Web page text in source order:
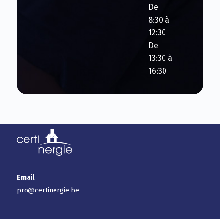
De
8:30 à
12:30
De
13:30 à
16:30
Email
pro@certinergie.be